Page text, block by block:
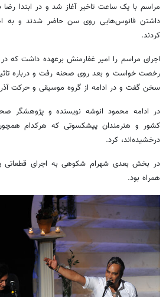
مراسم با یک ساعت تاخیر آغاز شد و در ابتدا
داشتن فانوس‌هایی روی سن حاضر شدند و به
کردند.
اجرای مراسم را امیر غفارمنش برعهده داشت که در
رخصت خواست و بعد روی صحنه رفت و درباره تاثیر
سخن گفت و در ادامه از گروه موسیقی و حرکت
در ادامه محمود انوشه نویسنده و پژوهشگر
کشور و هنرمندان پیشکسوتی که هرکدام
درخشیده‌اند، کرد.
در بخش بعدی شهرام شکوهی به اجرای قطعاتی
همراه بود.